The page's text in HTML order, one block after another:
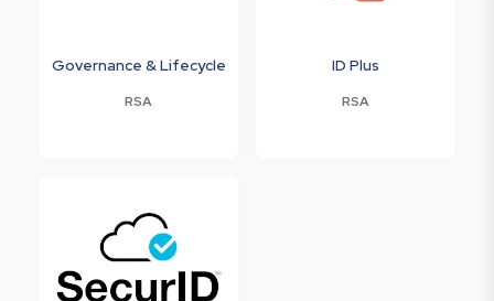
Governance & Lifecycle
RSA
ID Plus
RSA